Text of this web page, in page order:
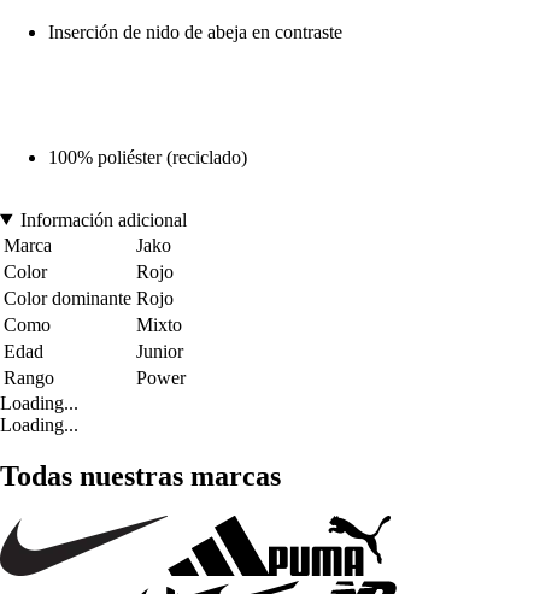
Inserción de nido de abeja en contraste
100% poliéster (reciclado)
Información adicional
Marca
Jako
Color
Rojo
Color dominante Rojo
Como
Mixto
Edad
Junior
Rango
Power
Loading...
Loading...
Todas nuestras marcas